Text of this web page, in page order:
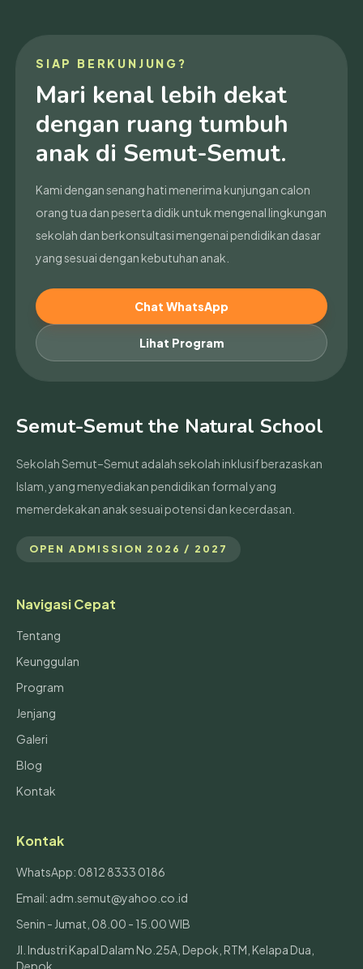
SIAP BERKUNJUNG?
Mari kenal lebih dekat
dengan ruang tumbuh
anak di Semut-Semut.
Kami dengan senang hati menerima kunjungan calon
orang tua dan peserta didik untuk mengenal lingkungan
sekolah dan berkonsultasi mengenai pendidikan dasar
yang sesuai dengan kebutuhan anak.
Chat WhatsApp
Lihat Program
Semut-Semut the Natural School
Sekolah Semut–Semut adalah sekolah inklusif berazaskan
Islam, yang menyediakan pendidikan formal yang
memerdekakan anak sesuai potensi dan kecerdasan.
OPEN ADMISSION 2026 / 2027
Navigasi Cepat
Tentang
Keunggulan
Program
Jenjang
Galeri
Blog
Kontak
Kontak
WhatsApp: 0812 8333 0186
Email: adm.semut@yahoo.co.id
Senin - Jumat, 08.00 - 15.00 WIB
Jl. Industri Kapal Dalam No.25A, Depok, RTM, Kelapa Dua,
Depok